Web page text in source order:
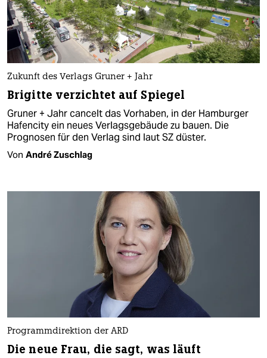
Zukunft des Verlags Gruner + Jahr
Brigitte verzichtet auf Spiegel
Gruner + Jahr cancelt das Vorhaben, in der Hamburger
Hafencity ein neues Verlagsgebäude zu bauen. Die
Prognosen für den Verlag sind laut SZ düster.
Von André Zuschlag
Programmdirektion der ARD
Die neue Frau, die sagt, was läuft